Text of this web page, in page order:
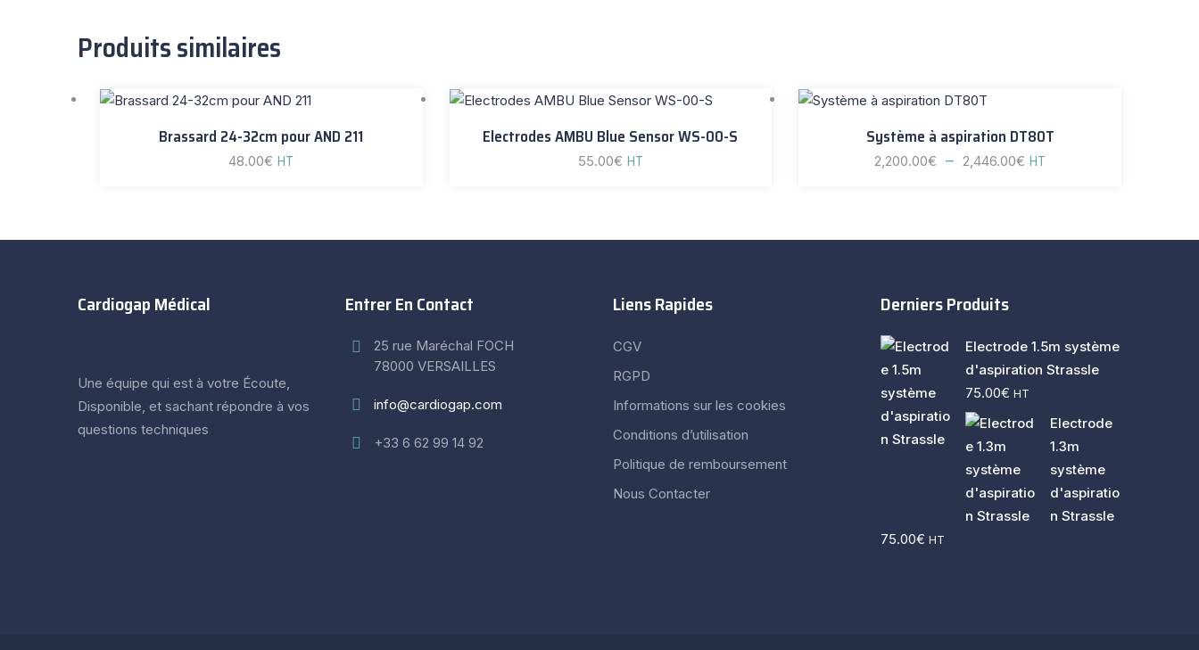
Produits similaires
Brassard 24-32cm pour AND 211
48.00€ HT
Electrodes AMBU Blue Sensor WS-00-S
55.00€ HT
Système à aspiration DT80T
2,200.00€ – 2,446.00€ HT
Cardiogap Médical
Une équipe qui est à votre Écoute,
Disponible, et sachant répondre à vos
questions techniques
Entrer En Contact
25 rue Maréchal FOCH
78000 VERSAILLES
info@cardiogap.com
+33 6 62 99 14 92
Liens Rapides
CGV
RGPD
Informations sur les cookies
Conditions d’utilisation
Politique de remboursement
Nous Contacter
Derniers Produits
Electrode 1.5m système
d'aspiration Strassle
75.00€ HT
Electrode
1.3m
système
d'aspiratio
n Strassle
75.00€ HT